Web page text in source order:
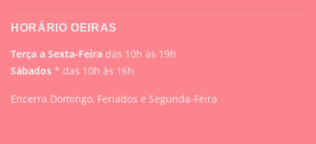
HORÁRIO OEIRAS
Terça a Sexta-Feira das 10h às 19h
Sábados * das 10h às 16h
Encerra Domingo, Feriados e Segunda-Feira